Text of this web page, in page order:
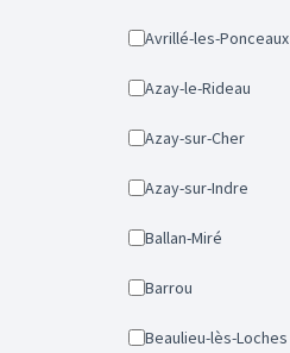
Avrillé-les-Ponceaux
Azay-le-Rideau
Azay-sur-Cher
Azay-sur-Indre
Ballan-Miré
Barrou
Beaulieu-lès-Loches